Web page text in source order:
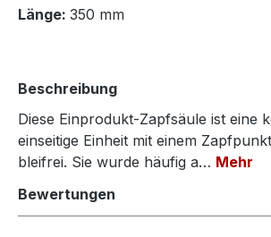
Länge: 350 mm
Beschreibung
Diese Einprodukt‑Zapfsäule ist eine
einseitige Einheit mit einem
bleifrei. Sie wurde häufig a… Mehr
Bewertungen